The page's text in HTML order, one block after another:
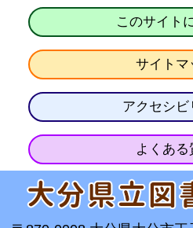
このサイト
サイトマ
アクセシビ
よくある